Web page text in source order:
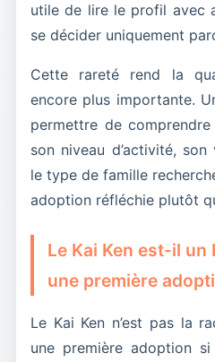
utile de lire le profil avec
se décider uniquement
Cette rareté rend la
encore plus importante.
permettre de
son niveau d’activité,
le type de famille
adoption réfléchie plutôt
Le Kai Ken est-il
une première
Le Kai Ken n’est pas la
une première adoption